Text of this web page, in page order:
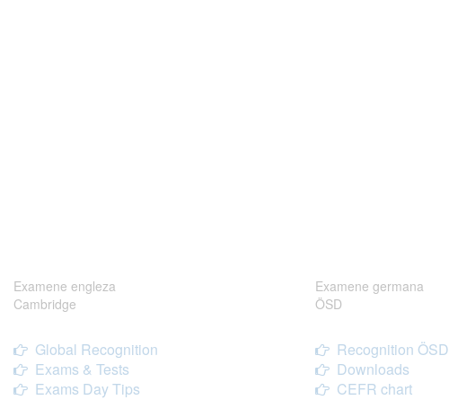
Examene engleza
Cambridge
Global Recognition
Exams & Tests
Exams Day Tips
Examene germana
ÖSD
Recognition ÖSD
Downloads
CEFR chart